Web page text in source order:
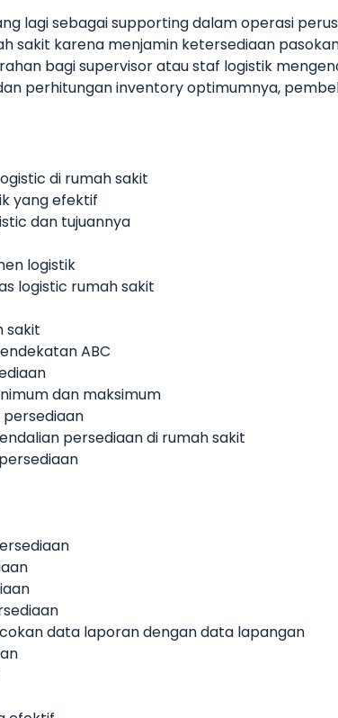
lagi sebagai supporting dalam operasi
sakit karena menjamin ketersediaan
bagi supervisor atau staf logistik
perhitungan inventory optimumnya,
di rumah sakit
yang efektif
dan tujuannya
logistik
logistic rumah sakit
sakit
ABC
dan maksimum
persediaan di rumah sakit
data laporan dengan data lapangan